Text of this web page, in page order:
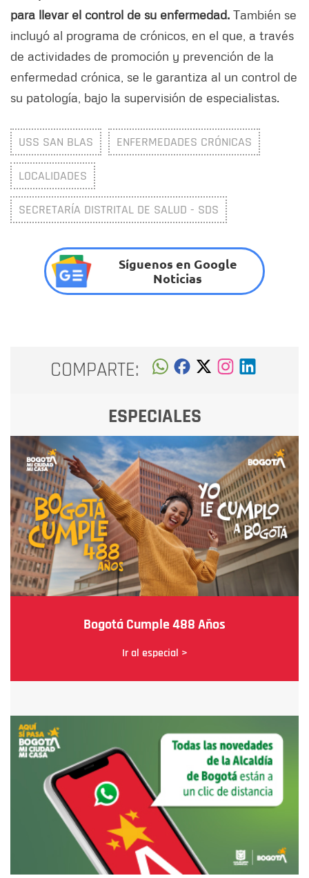
para llevar el control de su enfermedad. También se
incluyó al programa de crónicos, en el que, a través
de actividades de promoción y prevención de la
enfermedad crónica, se le garantiza al un control de
su patología, bajo la supervisión de especialistas.
USS SAN BLAS ENFERMEDADES CRÓNICAS
LOCALIDADES
SECRETARÍA DISTRITAL DE SALUD - SDS
Síguenos en Google
Noticias
COMPARTE:
ESPECIALES
Bogotá Cumple 488 Años
Ir al especial >